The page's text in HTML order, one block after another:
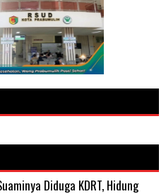
Diduga KDRT, Hidung